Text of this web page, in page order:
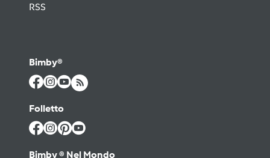
RSS
Bimby®
Folletto
Bimby ® Nel Mondo